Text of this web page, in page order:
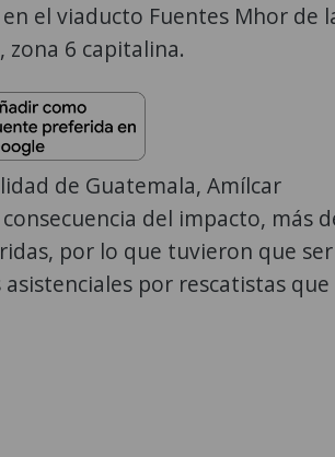
el viaducto Fuentes Mhor de
zona 6 capitalina.
de Guatemala, Amílcar
del impacto, más
por lo que tuvieron que ser
por rescatistas que